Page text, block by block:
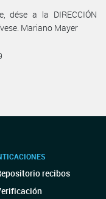
dése a la DIRECCIÓN
Mariano Mayer
recibos